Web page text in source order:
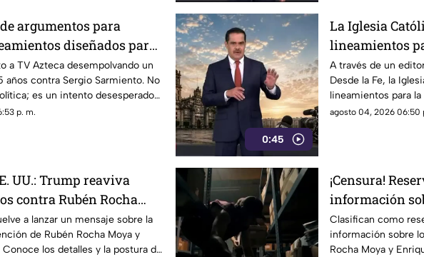
argumentos para
diseñados para
recurrió a la
a TV Azteca desempolvando un
años contra Sergio Sarmiento. No
es un intento desesperado
crítica
p. m.
0:45
La Iglesia
lineamientos
audiencias
mecanismo de
A través de un
Desde la Fe, la
lineamientos para
podrían convertirse
agosto 04, 2026 06:50
UU.: Trump reaviva
contra Rubén Rocha
Inzunza
a lanzar un mensaje sobre la
de Rubén Rocha Moya y
Conoce los detalles y la postura de
¡Censura!
información
Rocha Moya e
Clasifican como
información sobre
Rocha Moya y